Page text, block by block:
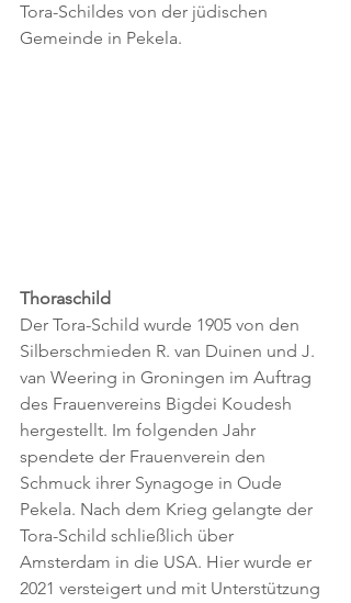
Tora-Schildes von der jüdischen
Gemeinde in Pekela.
Thoraschild
Der Tora-Schild wurde 1905 von den
Silberschmieden R. van Duinen und J.
van Weering in Groningen im Auftrag
des Frauenvereins Bigdei Koudesh
hergestellt. Im folgenden Jahr
spendete der Frauenverein den
Schmuck ihrer Synagoge in Oude
Pekela. Nach dem Krieg gelangte der
Tora-Schild schließlich über
Amsterdam in die USA. Hier wurde er
2021 versteigert und mit Unterstützung